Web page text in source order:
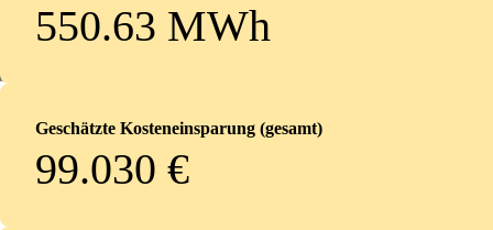
550.63 MWh
Geschätzte Kosteneinsparung (gesamt)
99.030 €